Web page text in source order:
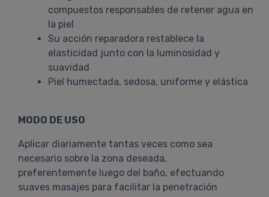
compuestos responsables de retener agua en
la piel
Su acción reparadora restablece la
elasticidad junto con la luminosidad y
suavidad
Piel humectada, sedosa, uniforme y elástica
MODO DE USO
Aplicar diariamente tantas veces como sea
necesario sobre la zona deseada,
preferentemente luego del baño, efectuando
suaves masajes para facilitar la penetración